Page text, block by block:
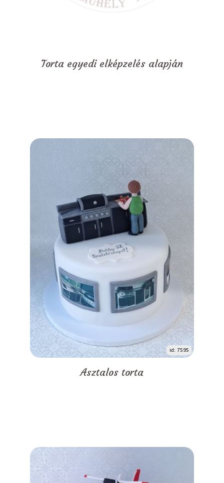
Torta egyedi elképzelés alapján
id: 7595
Asztalos torta